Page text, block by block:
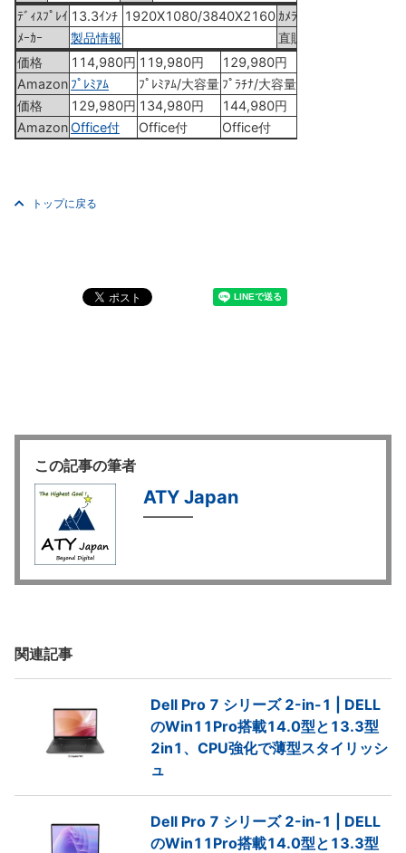
ﾃﾞｨｽﾌﾟﾚｲ 13.3ｲﾝﾁ 1920X1080/3840X2160 ｶﾒﾗ
ﾒｰｶｰ
製品情報 直販
価格
114,980円 119,980円 129,980円
Amazon ﾌﾟﾚﾐｱﾑ ﾌﾟﾚﾐｱﾑ/大容量 ﾌﾟﾗﾁﾅ/大容量
価格
129,980円 134,980円 144,980円
AmazonOffice付 Office付 Office付
トップに戻る
この記事の筆者
ATY Japan
関連記事
Dell Pro 7 シリーズ 2-in-1 | DELL
のWin11Pro搭載14.0型と13.3型
2in1、CPU強化で薄型スタイリッシ
ュ
Dell Pro 7 シリーズ 2-in-1 | DELL
のWin11Pro搭載14.0型と13.3型